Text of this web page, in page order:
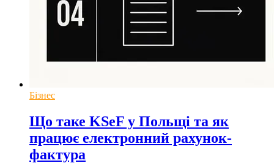
Бізнес
Що таке KSeF у Польщі та як
працює електронний рахунок-
фактура